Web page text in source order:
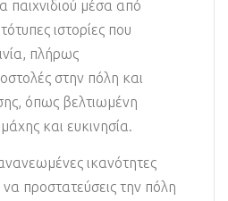
παιχνιδιού μέσα από
ιστορίες που
πλήρως
στην πόλη και
όπως βελτιωμένη
και ευκινησία.
ικανότητες
προστατεύσεις την πόλη